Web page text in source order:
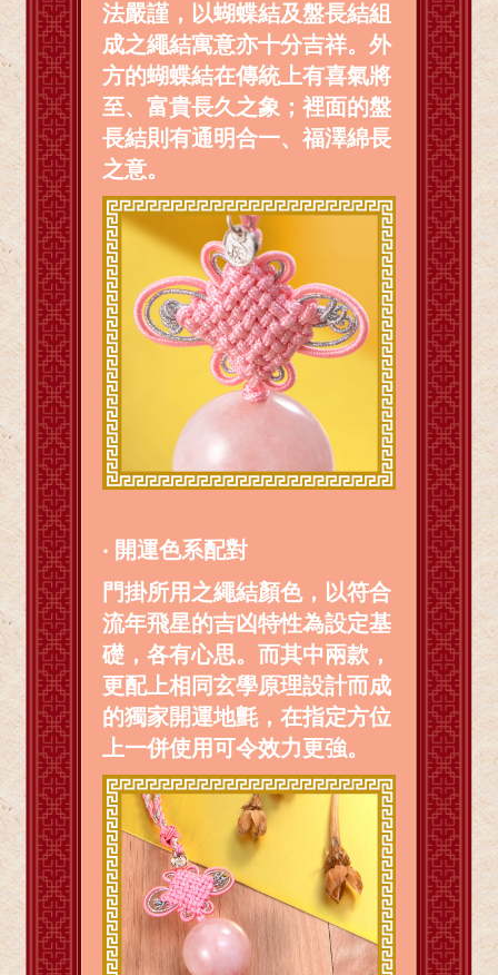
法嚴謹，以蝴蝶結及盤長結組
成之繩結寓意亦十分吉祥。外
方的蝴蝶結在傳統上有喜氣將
至、富貴長久之象；裡面的盤
長結則有通明合一、福澤綿長
之意。
‧ 開運色系配對
門掛所用之繩結顏色，以符合
流年飛星的吉凶特性為設定基
礎，各有心思。而其中兩款，
更配上相同玄學原理設計而成
的獨家開運地氈，在指定方位
上一併使用可令效力更強。